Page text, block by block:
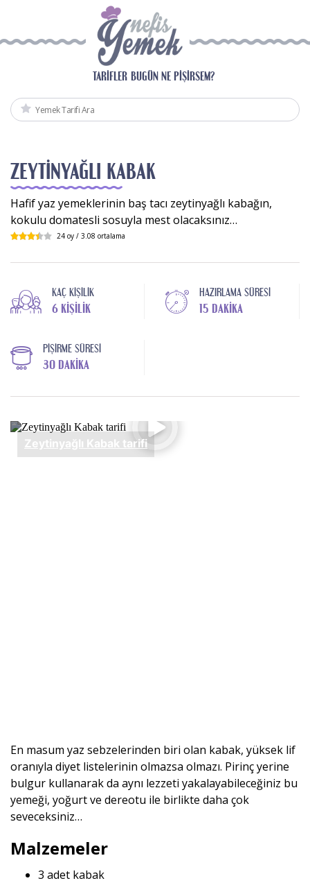
TARIFLER BUGÜN NE PIŞIRSEM?
ZEYTINYAĞLI KABAK
Hafif yaz yemeklerinin baş tacı zeytinyağlı kabağın,
kokulu domatesli sosuyla mest olacaksınız…
24 oy / 3.08 ortalama
KAÇ KIŞILIK
6 KIŞILIK
HAZIRLAMA SÜRESI
15 DAKIKA
PIŞIRME SÜRESI
30 DAKIKA
En masum yaz sebzelerinden biri olan kabak, yüksek lif
oranıyla diyet listelerinin olmazsa olmazı. Pirinç yerine
bulgur kullanarak da aynı lezzeti yakalayabileceğiniz bu
yemeği, yoğurt ve dereotu ile birlikte daha çok
seveceksiniz…
Malzemeler
3 adet kabak